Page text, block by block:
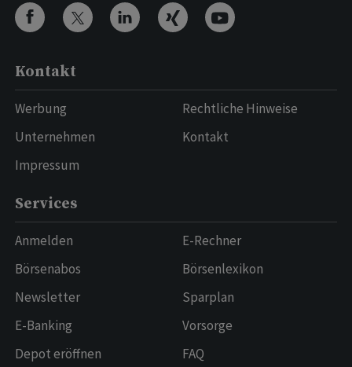
Kontakt
Werbung
Unternehmen
Impressum
Rechtliche Hinweise
Kontakt
Services
Anmelden
Börsenabos
Newsletter
E-Banking
Depot eröffnen
E-Rechner
Börsenlexikon
Sparplan
Vorsorge
FAQ